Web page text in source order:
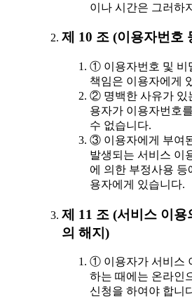
이나 시간은 그러하
제 10 조 (이용자번호
① 이용자번호 및 비
책임은 이용자에게
② 명백한 사유가 있
용자가 이용자번호
수 없습니다.
③ 이용자에게 부여
발생되는 서비스 이
에 의한 부정사용 등
용자에게 있습니다.
제 11 조 (서비스 이
의 해지)
① 이용자가 서비스
하는 때에는 온라인
신청을 하여야 합니